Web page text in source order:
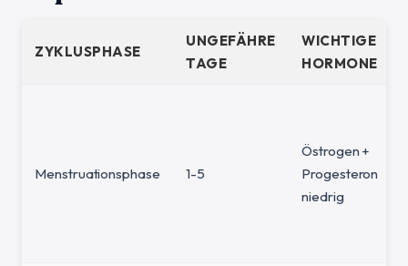
ZYKLUSPHASE
UNGEFÄHRE
TAGE
WICHTIGE
HORMONE
Menstruationsphase 1-5
Östrogen +
Progesteron
niedrig